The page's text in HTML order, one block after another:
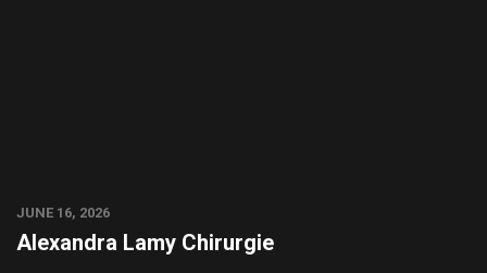
JUNE 16, 2026
Alexandra Lamy Chirurgie